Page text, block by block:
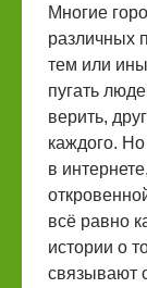
Многие
различных
тем или
пугать
верить,
каждого.
в
всё равно
истории о
связывают